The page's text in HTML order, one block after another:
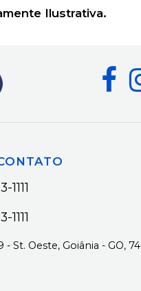
Ilustrativa.
1111
1111
- St. Oeste, Goiânia - GO,